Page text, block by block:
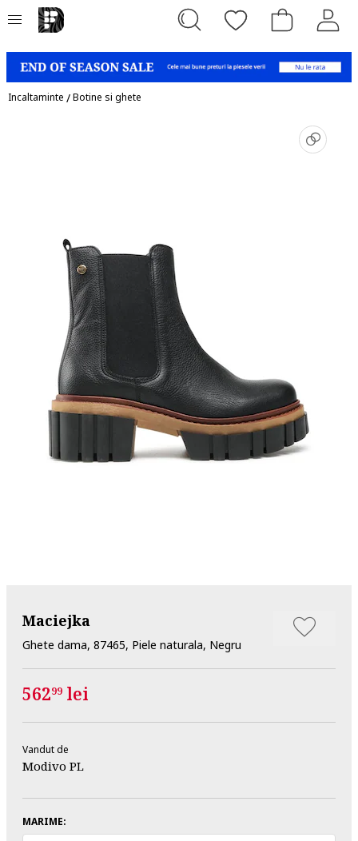
Incaltaminte /Botine si ghete
Maciejka
Ghete dama, 87465, Piele naturala, Negru
56299 lei
Vandut de
Modivo PL
MARIME: